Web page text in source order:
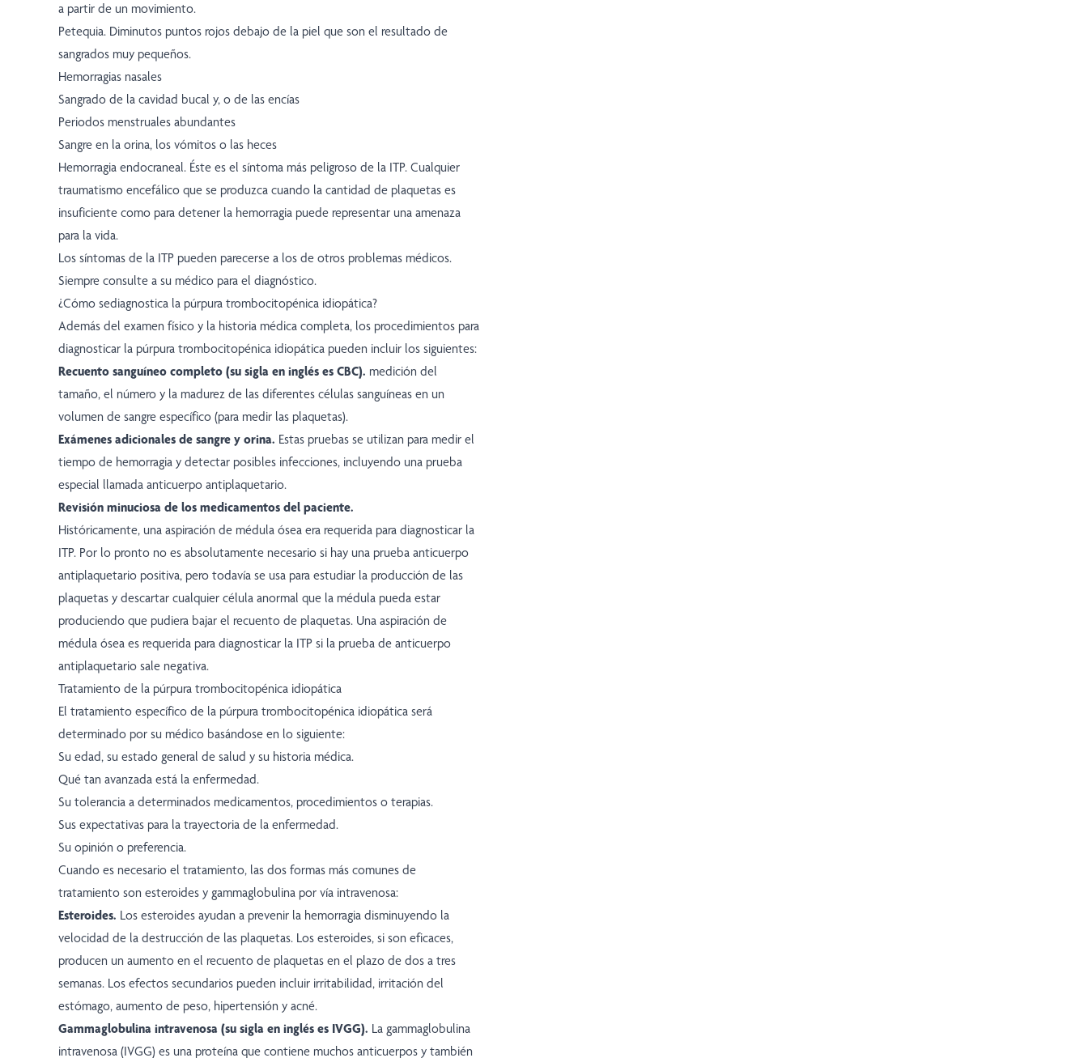
a partir de un movimiento.
Petequia. Diminutos puntos rojos debajo de la piel que son el resultado de
sangrados muy pequeños.
Hemorragias nasales
Sangrado de la cavidad bucal y, o de las encías
Periodos menstruales abundantes
Sangre en la orina, los vómitos o las heces
Hemorragia endocraneal. Éste es el síntoma más peligroso de la ITP. Cualquier
traumatismo encefálico que se produzca cuando la cantidad de plaquetas es
insuficiente como para detener la hemorragia puede representar una amenaza
para la vida.
Los síntomas de la ITP pueden parecerse a los de otros problemas médicos.
Siempre consulte a su médico para el diagnóstico.
¿Cómo sediagnostica la púrpura trombocitopénica idiopática?
Además del examen físico y la historia médica completa, los procedimientos para
diagnosticar la púrpura trombocitopénica idiopática pueden incluir los siguientes:
Recuento sanguíneo completo (su sigla en inglés es CBC). medición del
tamaño, el número y la madurez de las diferentes células sanguíneas en un
volumen de sangre específico (para medir las plaquetas).
Exámenes adicionales de sangre y orina. Estas pruebas se utilizan para medir el
tiempo de hemorragia y detectar posibles infecciones, incluyendo una prueba
especial llamada anticuerpo antiplaquetario.
Revisión minuciosa de los medicamentos del paciente.
Históricamente, una aspiración de médula ósea era requerida para diagnosticar la
ITP. Por lo pronto no es absolutamente necesario si hay una prueba anticuerpo
antiplaquetario positiva, pero todavía se usa para estudiar la producción de las
plaquetas y descartar cualquier célula anormal que la médula pueda estar
produciendo que pudiera bajar el recuento de plaquetas. Una aspiración de
médula ósea es requerida para diagnosticar la ITP si la prueba de anticuerpo
antiplaquetario sale negativa.
Tratamiento de la púrpura trombocitopénica idiopática
El tratamiento específico de la púrpura trombocitopénica idiopática será
determinado por su médico basándose en lo siguiente:
Su edad, su estado general de salud y su historia médica.
Qué tan avanzada está la enfermedad.
Su tolerancia a determinados medicamentos, procedimientos o terapias.
Sus expectativas para la trayectoria de la enfermedad.
Su opinión o preferencia.
Cuando es necesario el tratamiento, las dos formas más comunes de
tratamiento son esteroides y gammaglobulina por vía intravenosa:
Esteroides. Los esteroides ayudan a prevenir la hemorragia disminuyendo la
velocidad de la destrucción de las plaquetas. Los esteroides, si son eficaces,
producen un aumento en el recuento de plaquetas en el plazo de dos a tres
semanas. Los efectos secundarios pueden incluir irritabilidad, irritación del
estómago, aumento de peso, hipertensión y acné.
Gammaglobulina intravenosa (su sigla en inglés es IVGG). La gammaglobulina
intravenosa (IVGG) es una proteína que contiene muchos anticuerpos y también